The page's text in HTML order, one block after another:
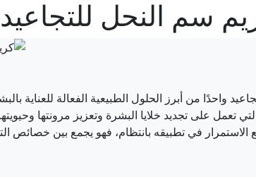
سم النحل للتجاعيد | 5 فوائد لبشرة ناعمة
واحدًا من أبرز الحلول الطبيعية الفعالة للعناية
التي تعمل على تجديد خلايا البشرة وتعزيز مرونتها
في تطبيقه بانتظام، فهو يجمع بين خصائص